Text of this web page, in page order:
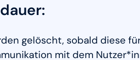
gelöscht, sobald diese
mit dem